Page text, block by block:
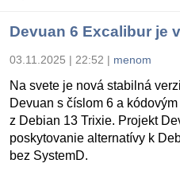
Devuan 6 Excalibur je
03.11.2025 | 22:52 | menom
Na svete je nová stabilná
Devuan s číslom 6 a
z Debian 13 Trixie. Projekt
poskytovanie alternatívy k
bez SystemD.